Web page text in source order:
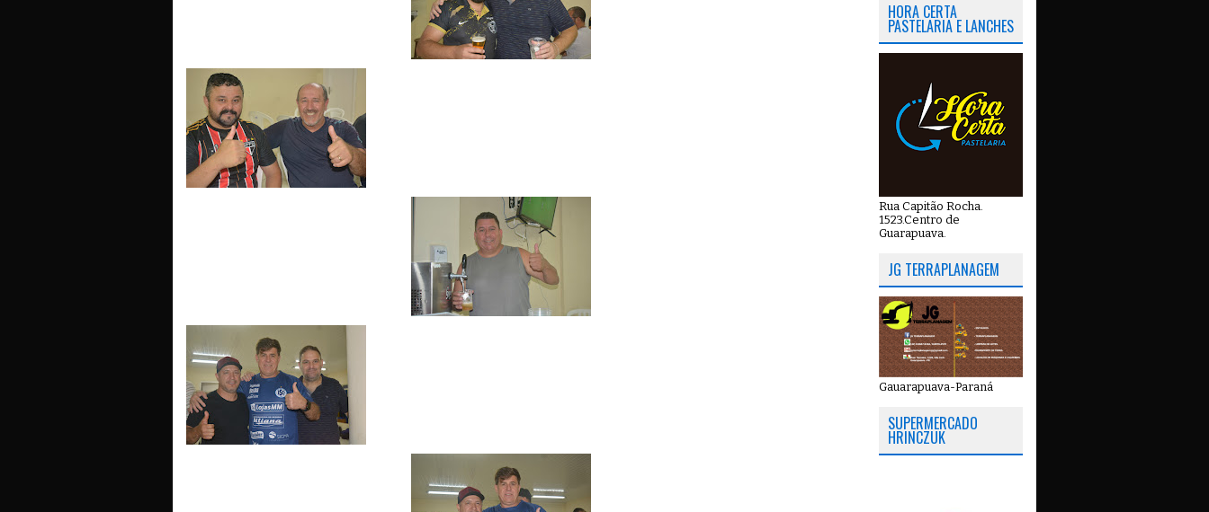
HORA CERTA
PASTELARIA E LANCHES
Rua Capitão Rocha.
1523.Centro de
Guarapuava.
JG TERRAPLANAGEM
Gauarapuava-Paraná
SUPERMERCADO
HRINCZUK